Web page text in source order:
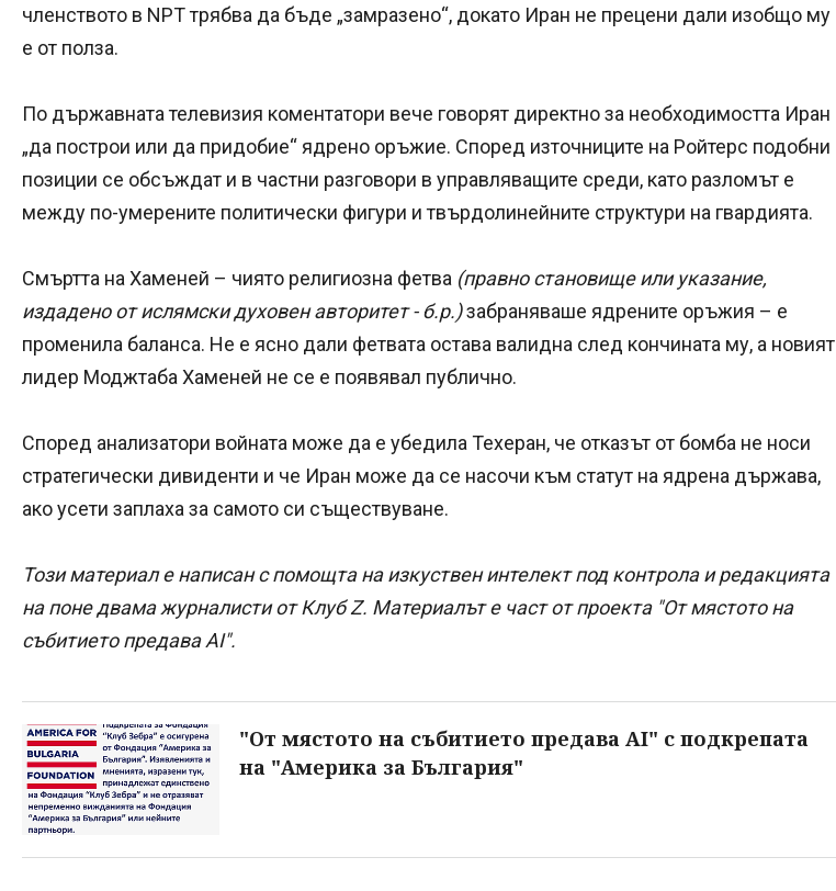
членството в NPT трябва да бъде „замразено“, докато Иран не прецени дали изобщо му
е от полза.
По държавната телевизия коментатори вече говорят директно за необходимостта Иран
„да построи или да придобие“ ядрено оръжие. Според източниците на Ройтерс подобни
позиции се обсъждат и в частни разговори в управляващите среди, като разломът е
между по-умерените политически фигури и твърдолинейните структури на гвардията.
Смъртта на Хаменей – чиято религиозна фетва (правно становище или указание,
издадено от ислямски духовен авторитет - б.р.)забраняваше ядрените оръжия – е
променила баланса. Не е ясно дали фетвата остава валидна след кончината му, а новият
лидер Моджтаба Хаменей не се е появявал публично.
Според анализатори войната може да е убедила Техеран, че отказът от бомба не носи
стратегически дивиденти и че Иран може да се насочи към статут на ядрена държава,
ако усети заплаха за самото си съществуване.
Този материал е написан с помощта на изкуствен интелект под контрола и редакцията
на поне двама журналисти от Клуб Z. Материалът е част от проекта "От мястото на
събитието предава AI".
"От мястото на събитието предава AI" с подкрепата
на "Америка за България"